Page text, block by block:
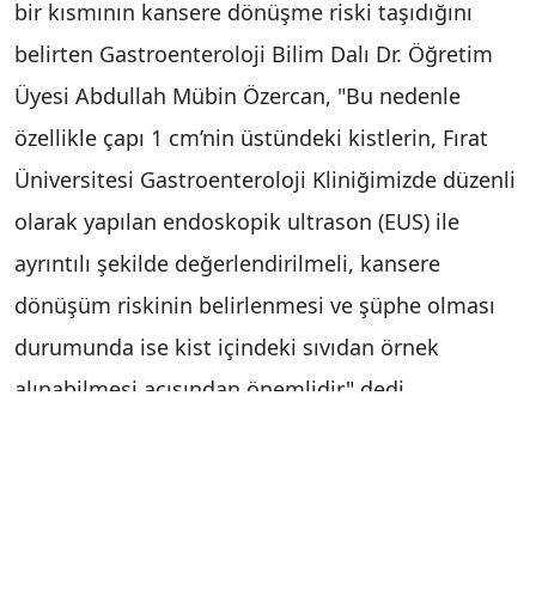
bir kısmının kansere dönüşme riski taşıdığını
belirten Gastroenteroloji Bilim Dalı Dr. Öğretim
Üyesi Abdullah Mübin Özercan, "Bu nedenle
özellikle çapı 1 cm’nin üstündeki kistlerin, Fırat
Üniversitesi Gastroenteroloji Kliniğimizde düzenli
olarak yapılan endoskopik ultrason (EUS) ile
ayrıntılı şekilde değerlendirilmeli, kansere
dönüşüm riskinin belirlenmesi ve şüphe olması
durumunda ise kist içindeki sıvıdan örnek
alınabilmesi açısından önemlidir" dedi.